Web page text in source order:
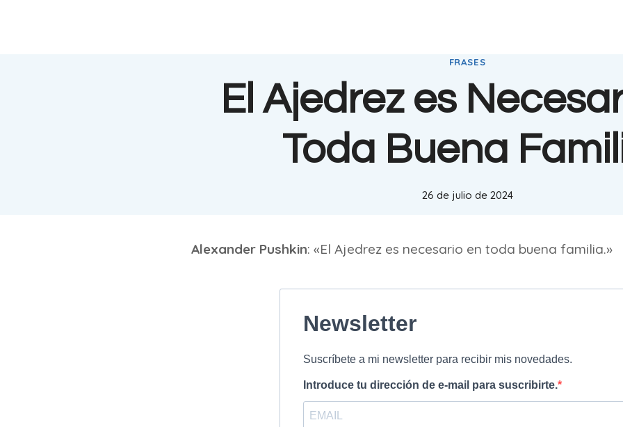
FRASES
El Ajedrez es
Toda Buena
26 de julio de 2024
Alexander Pushkin: «El Ajedrez es necesario en toda buena familia.»